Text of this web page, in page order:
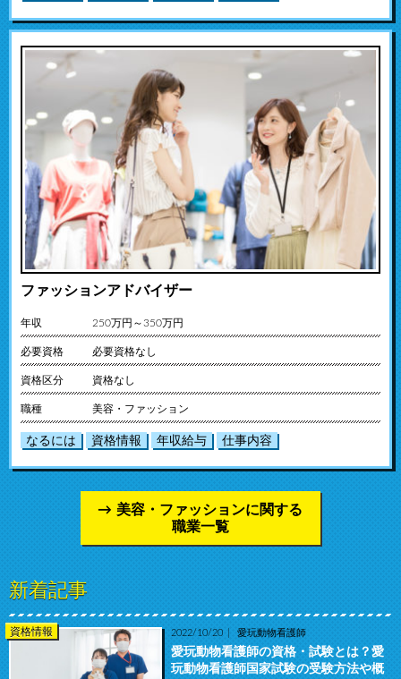
ファッションアドバイザー
年収 250万円～350万円
必要資格 必要資格なし
資格区分 資格なし
職種 美容・ファッション
なるには 資格情報 年収給与 仕事内容
美容・ファッションに関する
職業一覧
新着記事
資格情報 2022/10/20 愛玩動物看護師
愛玩動物看護師の資格・試験とは？愛
玩動物看護師国家試験の受験方法や概